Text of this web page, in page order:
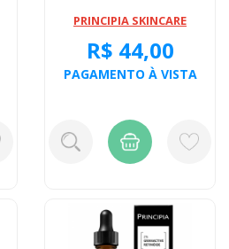
PRINCIPIA SKINCARE
R$ 44,00
PAGAMENTO À VISTA